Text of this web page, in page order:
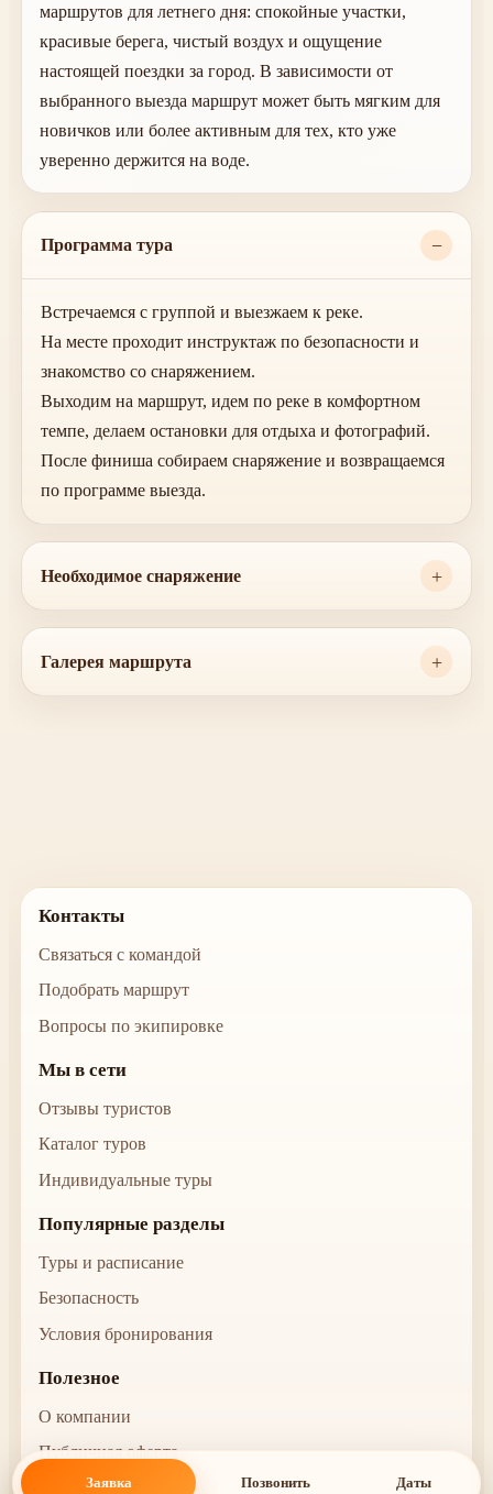
маршрутов для летнего дня: спокойные участки,
красивые берега, чистый воздух и ощущение
настоящей поездки за город. В зависимости от
выбранного выезда маршрут может быть мягким для
новичков или более активным для тех, кто уже
уверенно держится на воде.
Программа тура
Встречаемся с группой и выезжаем к реке.
На месте проходит инструктаж по безопасности и
знакомство со снаряжением.
Выходим на маршрут, идем по реке в комфортном
темпе, делаем остановки для отдыха и фотографий.
После финиша собираем снаряжение и возвращаемся
по программе выезда.
Необходимое снаряжение
Галерея маршрута
Заявка Позвонить Даты
Контакты
Связаться с командой
Подобрать маршрут
Вопросы по экипировке
Мы в сети
Отзывы туристов
Каталог туров
Индивидуальные туры
Популярные разделы
Туры и расписание
Безопасность
Условия бронирования
Полезное
О компании
Публичная оферта
Правовая информация